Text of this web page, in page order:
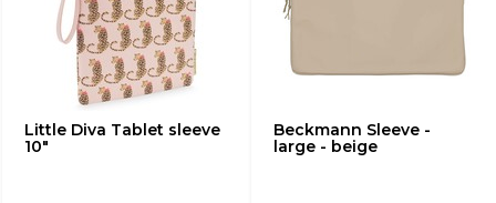
Little Diva Tablet sleeve
10"
Beckmann Sleeve -
large - beige